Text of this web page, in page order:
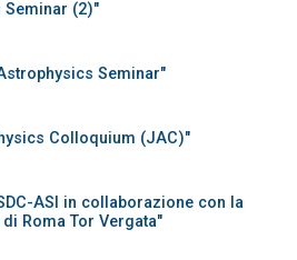
Seminar (2)"
Seminar"
Colloquium (JAC)"
ASI in collaborazione con la
Roma Tor Vergata"